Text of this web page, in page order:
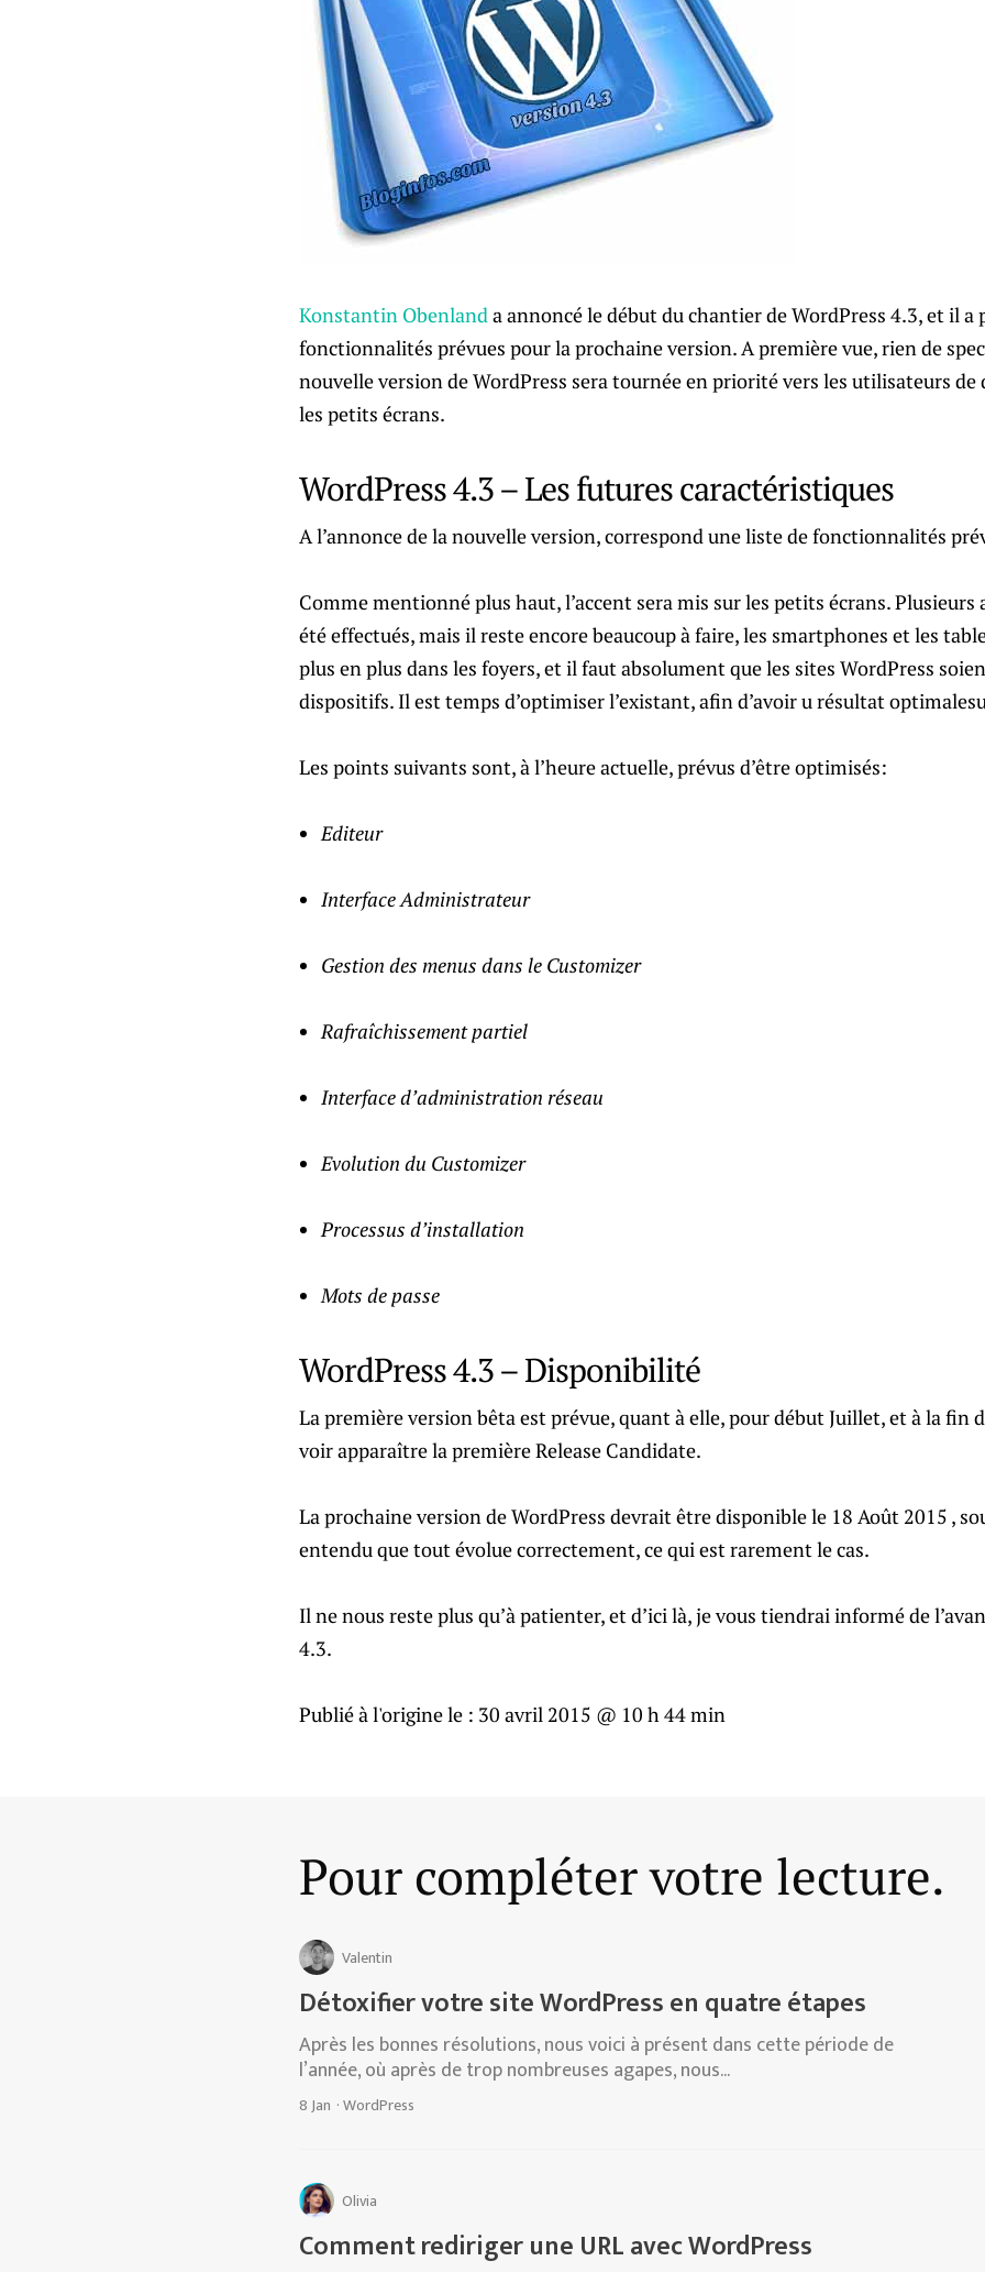
Konstantin Obenlanda annoncé le début du chantier de WordPress 4.3, et il a
fonctionnalités prévues pour la prochaine version. A première vue, rien de
nouvelle version de WordPress sera tournée en priorité vers les utilisateurs
les petits écrans.
WordPress 4.3 – Les futures caractéristiques
A l’annonce de la nouvelle version, correspond une liste de fonctionnalités
Comme mentionné plus haut, l’accent sera mis sur les petits écrans.
été effectués, mais il reste encore beaucoup à faire, les smartphones et les
plus en plus dans les foyers, et il faut absolument que les sites WordPress
dispositifs. Il est temps d’optimiser l’existant, afin d’avoir u résultat
Les points suivants sont, à l’heure actuelle, prévus d’être optimisés:
Editeur
Interface Administrateur
Gestion des menus dans le Customizer
Rafraîchissement partiel
Interface d’administration réseau
Evolution du Customizer
Processus d’installation
Mots de passe
WordPress 4.3 – Disponibilité
La première version bêta est prévue, quant à elle, pour début Juillet, et à la fin
voir apparaître la première Release Candidate.
La prochaine version de WordPress devrait être disponible le 18 Août 2015 ,
entendu que tout évolue correctement, ce qui est rarement le cas.
Il ne nous reste plus qu’à patienter, et d’ici là, je vous tiendrai informé de
4.3.
Publié à l'origine le : 30 avril 2015 @ 10 h 44 min
Pour compléter votre lecture.
Valentin
Détoxifier votre site WordPress en quatre étapes
Après les bonnes résolutions, nous voici à présent dans cette période de
l’année, où après de trop nombreuses agapes, nous...
8 Jan ·WordPress
Olivia
Comment rediriger une URL avec WordPress